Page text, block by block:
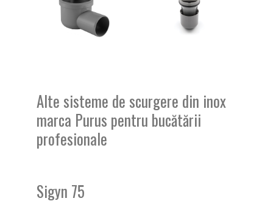
Alte sisteme de scurgere din inox
marca Purus pentru bucătării
profesionale
Sigyn 75